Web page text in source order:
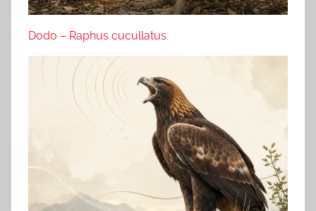
Dodo – Raphus cucullatus